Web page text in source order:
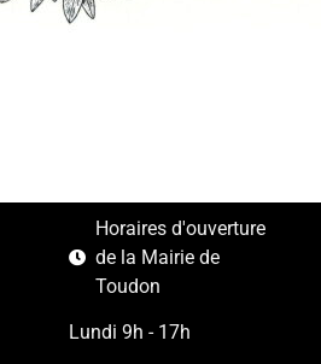
Horaires d'ouverture
de la Mairie de
Toudon
Lundi 9h - 17h